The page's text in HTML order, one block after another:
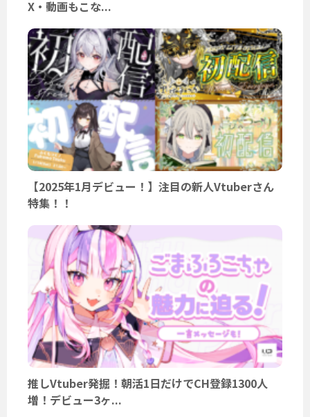
X・動画もこな...
【2025年1月デビュー！】注目の新人Vtuberさん
特集！！
推しVtuber発掘！朝活1日だけでCH登録1300人
増！デビュー3ヶ...